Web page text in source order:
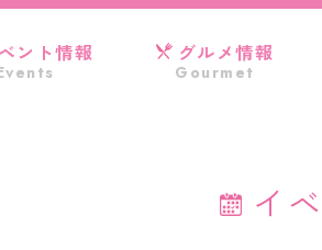
ント情報 グルメ情報
Gourmet
イ